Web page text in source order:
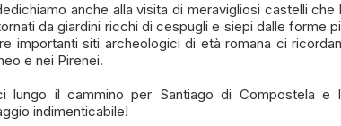
anche alla visita di meravigliosi castelli
da giardini ricchi di cespugli e siepi dalle forme
importanti siti archeologici di età romana ci
e nei Pirenei.
lungo il cammino per Santiago di Compostela
indimenticabile!